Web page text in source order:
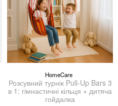
HomeCare
Розсувний турнік Pull-Up Bars 3
в 1: гімнастичні кільця + дитяча
гойдалка